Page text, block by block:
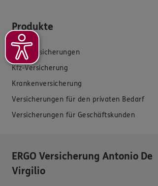
Produkte
Zahnversicherungen
Kfz-Versicherung
Krankenversicherung
Versicherungen für den privaten Bedarf
Versicherungen für Geschäftskunden
ERGO Versicherung Antonio De
Virgilio